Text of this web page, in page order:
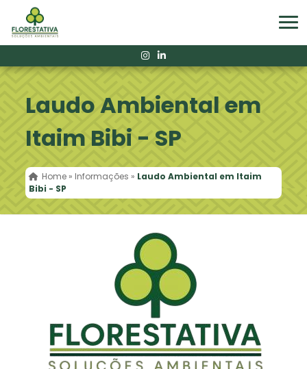
Laudo Ambiental em
Itaim Bibi - SP
Home » Informações » Laudo Ambiental em Itaim
Bibi - SP